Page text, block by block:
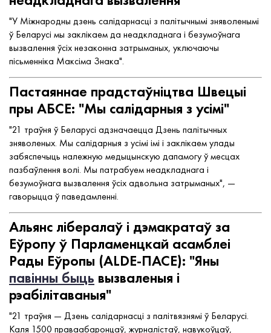
"У Міжнародны дзень салідарнасці з палітычнымі зняволенымі
ў Беларусі мы заклікаем да неадкладнага і безумоўнага
вызвалення ўсіх незаконна затрыманых, уключаючы
пісьменніка Максіма Знака".
Пастаяннае прадстаўніцтва Швецыі
пры АБСЕ: "Мы салідарныя з усімі"
"21 траўня ў Беларусі адзначаецца Дзень палітычных
зняволеных. Мы салідарныя з усімі імі і заклікаем улады
забяспечыць належную медыцынскую дапамогу ў месцах
пазбаўлення волі. Мы патрабуем неадкладнага і
безумоўнага вызвалення ўсіх адвольна затрыманых", —
гаворыцца ў паведамленні.
Альянс лібералаў і дэмакратаў за
Еўропу ў Парламенцкай асамблеі
Рады Еўропы (ALDE-ПАСЕ): "Яны
павінны быць вызваленыя і
рэабілітаваныя"
"21 траўня — Дзень салідарнасці з палітвязнямі ў Беларусі.
Каля 1500 праваабаронцаў, журналістаў, навукоўцаў,